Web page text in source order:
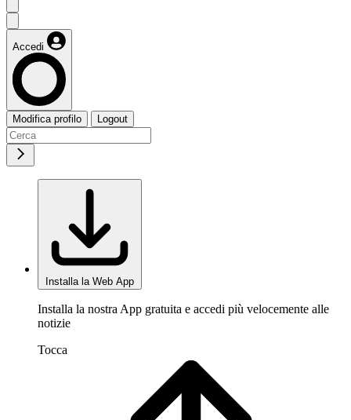
Accedi
Modifica profilo Logout
Installa la Web App
Installa la nostra App gratuita e accedi più velocemente alle
notizie
Tocca